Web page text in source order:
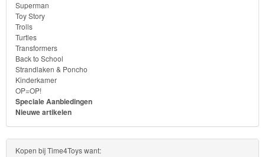
Ben
10
Fairies
Megabloks
Monster
High
Superman
Toy Story
Trolls
Turtles
Transformers
Back to School
Strandlaken & Poncho
Kinderkamer
OP=OP!
Speciale Aanbiedingen
Nieuwe artikelen
Kopen bij Time4Toys want: